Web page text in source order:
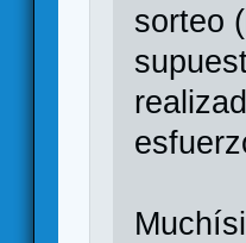
sorteo